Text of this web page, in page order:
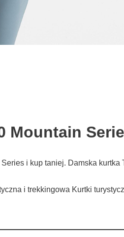
Mountain
i kup taniej. Damska
i trekkingowa Kurtki